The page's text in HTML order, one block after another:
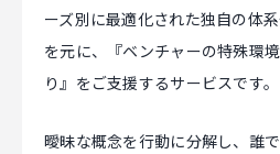
ーズ別に最適化された独自の体
を元に、『ベンチャーの特殊環
り』をご支援するサービスです。
曖昧な概念を行動に分解し、誰